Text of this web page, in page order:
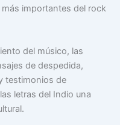
importantes del rock
del músico, las
de despedida,
testimonios de
letras del Indio una